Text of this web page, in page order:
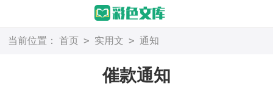
当前位置： 首页 > 实用文 > 通知
催款通知